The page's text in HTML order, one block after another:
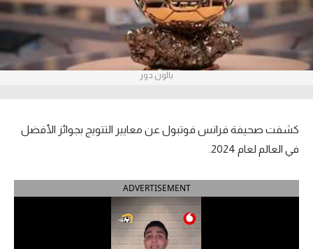
بطولات
أمريكا 2026
الدوري الإسباني
الدوري الإيطالي
بالون دور
كشفت صحيفة فرانس فوتبول عن معايير التتويج بجوائز الأفضل
في العالم لعام 2024.
ADVERTISEMENT